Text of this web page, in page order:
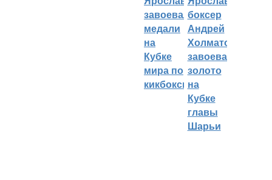
завоевали
медали
на
Кубке
мира по
кикбоксингу
боксер
Андрей
Холматов
завоевал
золото
на
Кубке
главы
Шарьи